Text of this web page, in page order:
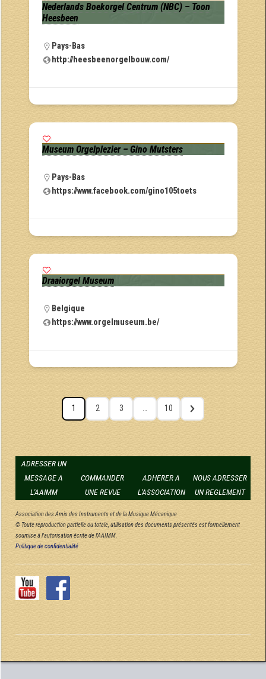
Nederlands Boekorgel Centrum (NBC) – Toon
Heesbeen
Pays-Bas
http://heesbeenorgelbouw.com/
Museum Orgelplezier – Gino Mutsters
Pays-Bas
https://www.facebook.com/gino105toets
Draaiorgel Museum
Belgique
https://www.orgelmuseum.be/
1 2 3 … 10
ADRESSER UN
MESSAGE A
L'AAIMM
COMMANDER
UNE REVUE
ADHERER A
L'ASSOCIATION
NOUS ADRESSER
UN REGLEMENT
Association des Amis des Instruments et de la Musique Mécanique
© Toute reproduction partielle ou totale, utilisation des documents présentés est formellement
soumise à l'autorisation écrite de l'AAIMM.
Politique de confidentialité